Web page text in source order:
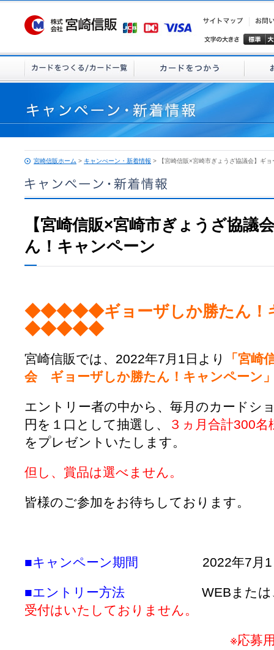
宮崎信販ホーム > キャンぺーン・新着情報 > 【宮崎信販×宮崎市ぎょうざ協議会】ギ
【宮崎信販×宮崎市ぎょうざ協議
ん！キャンペーン
◆◆◆◆◆ギョーザしか勝たん！
◆◆◆◆◆
宮崎信販では、2022年7月1日より
「宮崎
会 ギョーザしか勝たん！キャンペーン
エントリー者の中から、毎月のカードシ
円を１口として抽選し、
３ヵ月合計300名
をプレゼントいたします。
但し、賞品は選べません。
皆様のご参加をお待ちしております。
■キャンペーン期間 2022年7月1日
■エントリー方法 WEBまたは、
受付はいたしておりません。
※応募